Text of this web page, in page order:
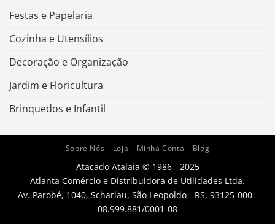
Festas e Papelaria
Cozinha e Utensílios
Decoração e Organização
Jardim e Floricultura
Brinquedos e Infantil
Sobre Nós Loja Minha Conta Blog
Atacado Atalaia © 1986 - 2025
Atlanta Comércio e Distribuidora de Utilidades Ltda.
Av. Parobé, 1040, Scharlau, São Leopoldo - RS, 93125-000 -
08.999.881/0001-08